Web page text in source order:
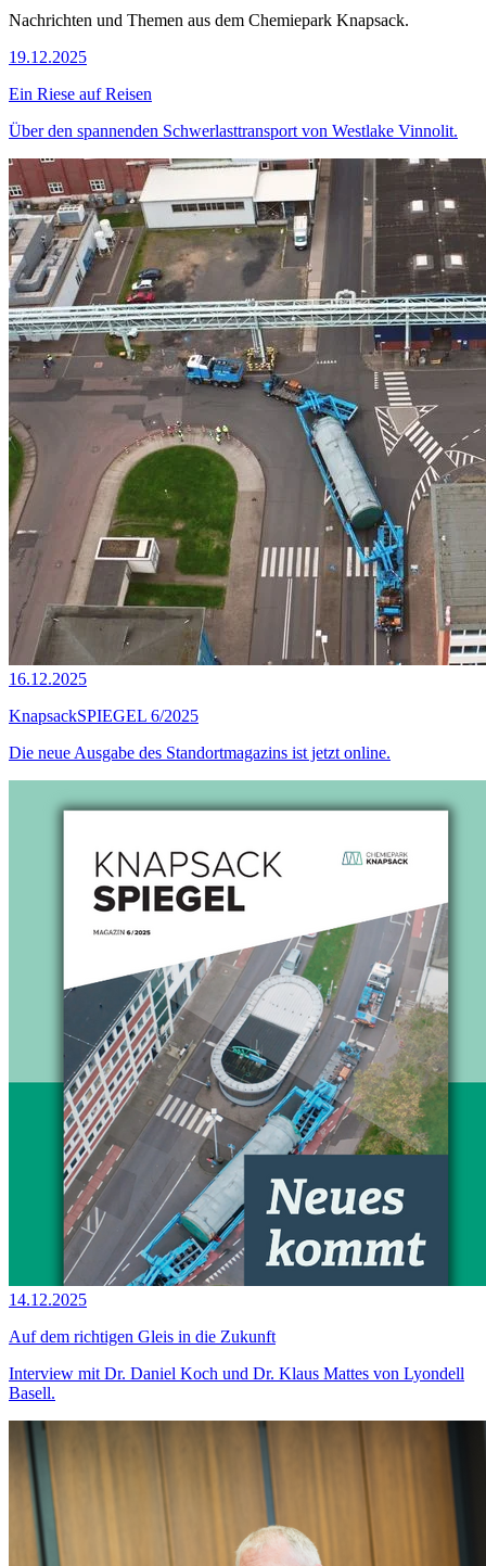
Nachrichten und Themen aus dem Chemiepark Knapsack.
19.12.2025
Ein Riese auf Reisen
Über den spannenden Schwerlasttransport von Westlake Vinnolit.
16.12.2025
KnapsackSPIEGEL 6/2025
Die neue Ausgabe des Standortmagazins ist jetzt online.
14.12.2025
Auf dem richtigen Gleis in die Zukunft
Interview mit Dr. Daniel Koch und Dr. Klaus Mattes von Lyondell
Basell.